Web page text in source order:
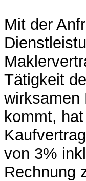
Mit der
Tätigkeit
wirksamen
kommt,
von 3%
Rechnung